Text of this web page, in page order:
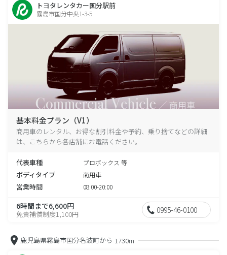
トヨタレンタカー国分駅前
霧島市国分中央1-3-5
基本料金プラン（V1）
商用車のレンタル、お得な割引料金や予約、乗り捨てなどの詳細
は、こちらから各店舗にお電話ください。
代表車種 プロボックス 等
ボディタイプ 商用車
営業時間 08:00-20:00
6時間まで6,600円
免責補償制度1,100円 0995-46-0100
鹿児島県霧島市国分名波町から 1730m